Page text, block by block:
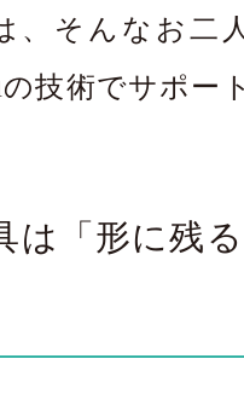
、そんなお二
技術でサポー
は「形に残